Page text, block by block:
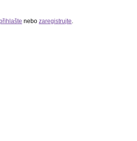
nebo zaregistrujte.